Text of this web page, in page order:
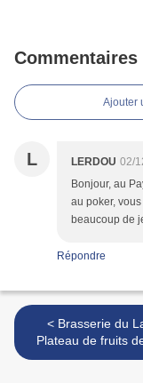
Commentaires
Ajouter
L LERDOU 02/
Bonjour, au
au poker,
beaucoup de
Répondre
< Brasserie du Lac -
Plateau de fruits